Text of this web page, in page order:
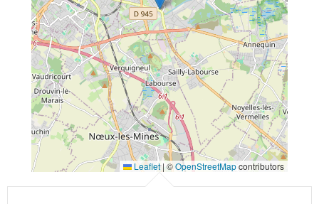
Leaflet | ©OpenStreetMapcontributors